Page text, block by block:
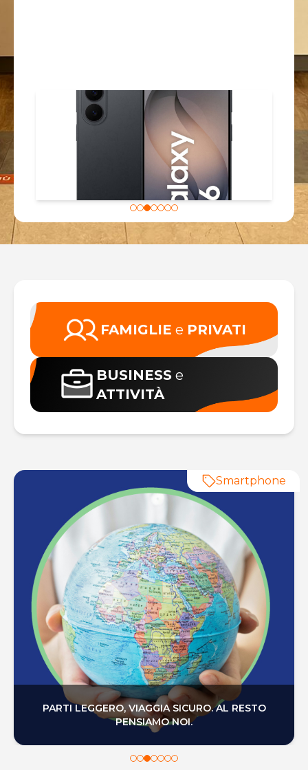
FAMIGLIE e PRIVATI
BUSINESS e
ATTIVITÀ
PARTI LEGGERO, VIAGGIA SICURO. AL RESTO
PENSIAMO NOI.
Smartphone